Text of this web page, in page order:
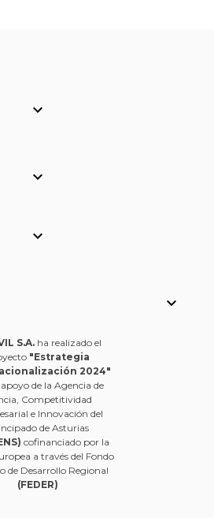




S.A. ha realizado el
"Estrategia
2024"
de la Agencia de
Competitividad
e Innovación del
de Asturias
cofinanciado por la
a través del Fondo
de Desarrollo Regional
(FEDER)